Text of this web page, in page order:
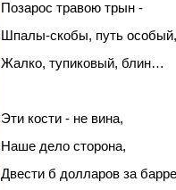
Позарос травою трын -
Шпалы-скобы, путь особый,
Жалко, тупиковый, блин…
Эти кости - не вина,
Наше дело сторона,
Двести б долларов за